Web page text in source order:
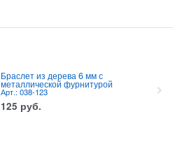
Браслет из дерева 6 мм с
металлической фурнитурой
Арт.: 038-123
125 руб.